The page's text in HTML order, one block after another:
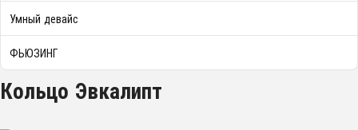
Умный девайс
ФЬЮЗИНГ
Кольцо Эвкалипт